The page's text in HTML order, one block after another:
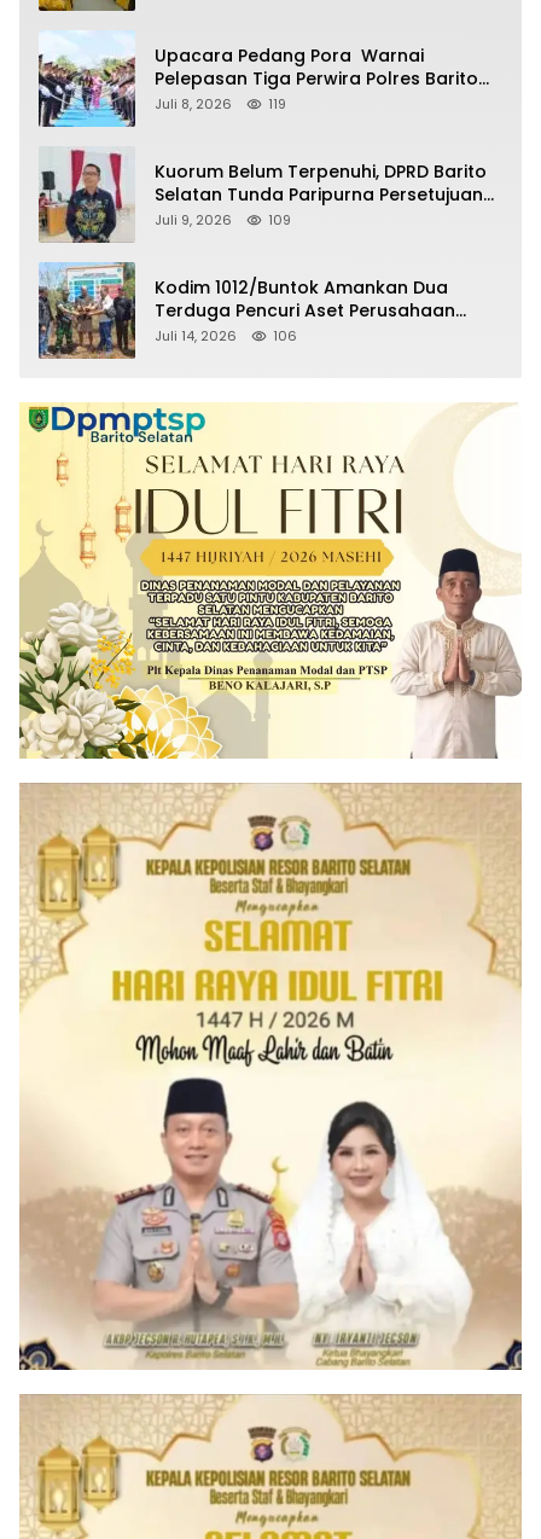
Upacara Pedang Pora Warnai
Pelepasan Tiga Perwira Polres Barito
Selatan Masuki Masa Pensiun
Juli 8, 2026 119
Kuorum Belum Terpenuhi, DPRD Barito
Selatan Tunda Paripurna Persetujuan
Raperda Pertanggungjawaban APBD
Juli 9, 2026 109
Kodim 1012/Buntok Amankan Dua
Terduga Pencuri Aset Perusahaan
Sitaan Satgas PKH, Satu Paket Diduga
Juli 14, 2026 106